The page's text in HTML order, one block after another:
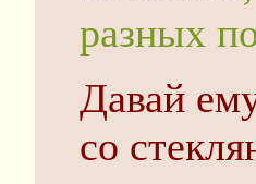
разных
Давай
со